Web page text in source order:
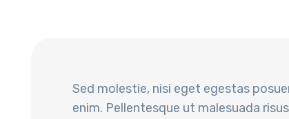
Sed molestie, nisi eget egestas
enim. Pellentesque ut malesuada